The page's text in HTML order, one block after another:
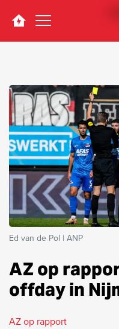
Navigation
Ed van de Pol | ANP
AZ op
offday in
AZ op rapport